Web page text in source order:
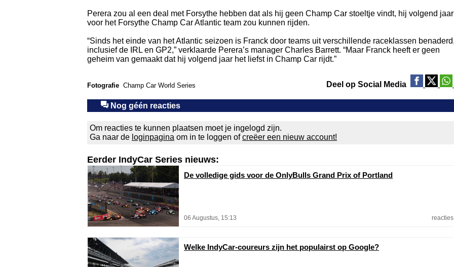
Perera zou al een deal met Forsythe hebben dat als hij geen Champ Car stoeltje vindt, hij volgend jaar
voor het Forsythe Champ Car Atlantic team zou kunnen rijden.
“Sinds het einde van het Atlantic seizoen is Franck door teams uit verschillende raceklassen
inclusief de IRL en GP2,” verklaarde Perera’s manager Charles Barrett. “Maar Franck heeft er geen
geheim van gemaakt dat hij volgend jaar het liefst in Champ Car rijdt.”
Fotografie Champ Car World Series Deel op Social Media
Nog géén reacties
Om reacties te kunnen plaatsen moet je ingelogd zijn.
Ga naar de loginpagina om in te loggen ofcreëer een nieuw account!
Eerder IndyCar Series nieuws:
De volledige gids voor de OnlyBulls Grand Prix of Portland
06 Augustus, 15:13
Welke IndyCar-coureurs zijn het populairst op Google?